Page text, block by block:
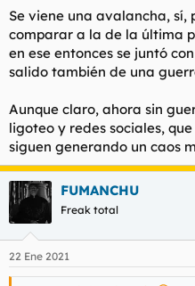
Se viene una avalancha, sí,
comparar a la de la última
en ese entonces se juntó
salido también de una
Aunque claro, ahora sin
ligoteo y redes sociales,
siguen generando un caos
FUMANCHU
Freak total
22 Ene 2021